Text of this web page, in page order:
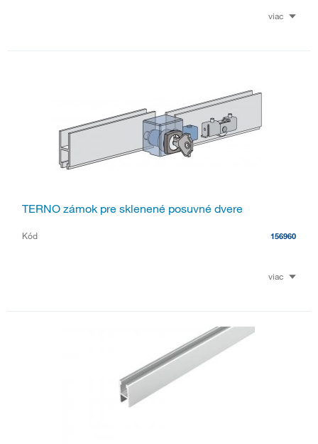
viac
TERNO zámok pre sklenené posuvné dvere
Kód 156960
viac